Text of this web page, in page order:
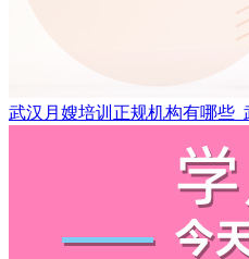
武汉月嫂培训正规机构有哪些